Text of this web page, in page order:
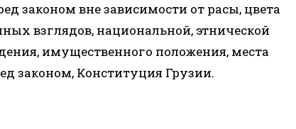
законом вне зависимости от расы, цвета
взглядов, национальной, этнической
имущественного положения, места
законом, Конституция Грузии.